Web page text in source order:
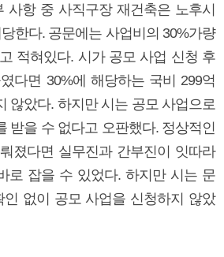
사항 중 사직구장 재건축은 노후시
한다. 공문에는 사업비의 30%가량
적혀있다. 시가 공모 사업 신청 후
다면 30%에 해당하는 국비 299억
않았다. 하지만 시는 공모 사업으로
받을 수 없다고 오판했다. 정상적인
졌다면 실무진과 간부진이 잇따라
로 잡을 수 있었다. 하지만 시는 문
없이 공모 사업을 신청하지 않았